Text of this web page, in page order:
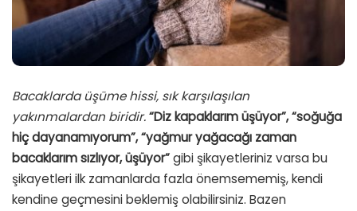
Bacaklarda üşüme hissi, sık karşılaşılan
yakınmalardan biridir.“Diz kapaklarım üşüyor”, “soğuğa
hiç dayanamıyorum”, “yağmur yağacağı zaman
bacaklarım sızlıyor, üşüyor”gibi şikayetleriniz varsa bu
şikayetleri ilk zamanlarda fazla önemsememiş, kendi
kendine geçmesini beklemiş olabilirsiniz. Bazen